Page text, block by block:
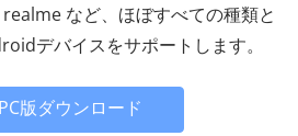
など、ほぼすべての種類と
デバイスをサポートします。
PC版ダウンロード